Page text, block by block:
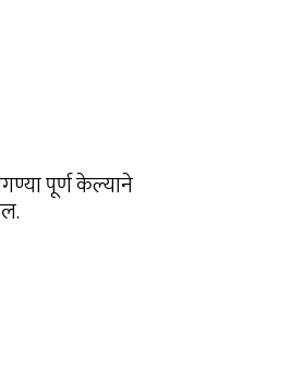
पूर्ण केल्याने